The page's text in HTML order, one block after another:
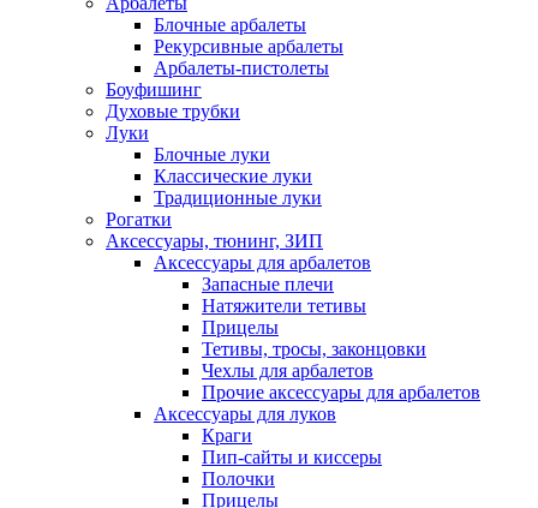
Блочные арбалеты
Рекурсивные арбалеты
Арбалеты-пистолеты
Боуфишинг
Духовые трубки
Луки
Блочные луки
Классические луки
Традиционные луки
Рогатки
Аксессуары, тюнинг, ЗИП
Аксессуары для арбалетов
Запасные плечи
Натяжители тетивы
Прицелы
Тетивы, тросы, законцовки
Чехлы для арбалетов
Прочие аксессуары для арбалетов
Аксессуары для луков
Краги
Пип-сайты и киссеры
Полочки
Прицелы